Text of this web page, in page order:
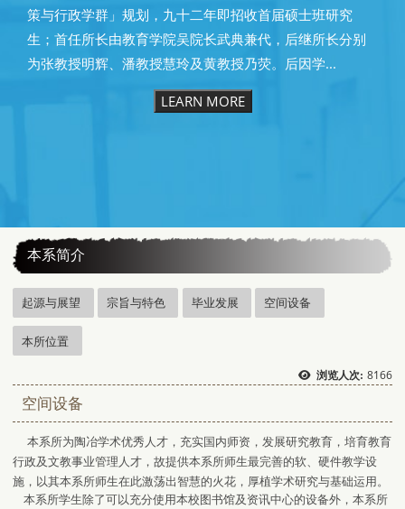
策与行政学群」规划，九十二年即招收首届硕士班研究
生；首任所长由教育学院吴院长武典兼代，后继所长分别
为张教授明辉、潘教授慧玲及黄教授乃荧。后因学...
LEARN MORE
本系简介
起源与展望 宗旨与特色 毕业发展 空间设备
本所位置
浏览人次: 8166
空间设备
本系所为陶冶学术优秀人才，充实国内师资，发展研究教育，培育教育
行政及文教事业管理人才，故提供本系所师生最完善的软、硬件教学设
施，以其本系所师生在此激荡出智慧的火花，厚植学术研究与基础运用。
本系所学生除了可以充分使用本校图书馆及资讯中心的设备外，本系所